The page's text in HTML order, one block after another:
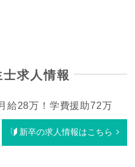
求人情報
給28万！学費援助72万
新卒の求人情報はこちら